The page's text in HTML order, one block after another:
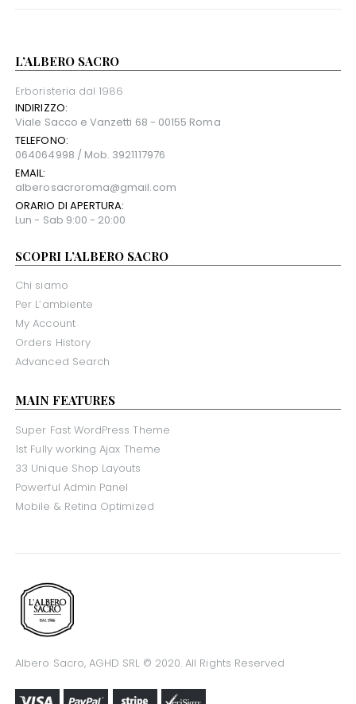
L’ALBERO SACRO
Erboristeria dal 1986
INDIRIZZO:
Viale Sacco e Vanzetti 68 - 00155 Roma
TELEFONO:
064064998 / Mob. 3921117976
EMAIL:
alberosacroroma@gmail.com
ORARIO DI APERTURA:
Lun - Sab 9:00 - 20:00
SCOPRI L’ALBERO SACRO
Chi siamo
Per L’ambiente
My Account
Orders History
Advanced Search
MAIN FEATURES
Super Fast WordPress Theme
1st Fully working Ajax Theme
33 Unique Shop Layouts
Powerful Admin Panel
Mobile & Retina Optimized
Albero Sacro, AGHD SRL © 2020. All Rights Reserved